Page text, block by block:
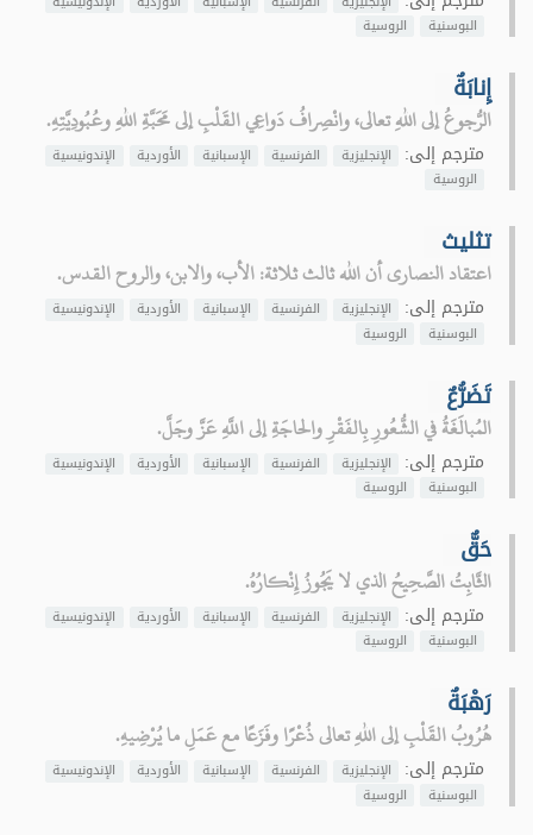
البوسنية
الروسية
إِنابَةٌ
الرُّجوعُ إلى اللهِ تعالى، وانْصِرافُ دَواعِي القَلْبِ إلى مَحَبَّةِ اللهِ وعُبُودِيَّتِهِ.
مترجم إلى: الإنجليزية الفرنسية الإسبانية الأوردية
الإندونيسية
الروسية
تثليث
اعتقاد النصارى أن الله ثالث ثلاثة: الأب، والابن، والروح القدس.
مترجم إلى: الإنجليزية الفرنسية الإسبانية الأوردية
الإندونيسية
البوسنية
الروسية
تَضَرُّعٌ
المُبالَغَةُ في الشُّعُورِ بِالفَقْرِ والحاجَةِ إلى اللَّهِ عَزَّ وجَلَّ.
مترجم إلى: الإنجليزية الفرنسية الإسبانية الأوردية
الإندونيسية
البوسنية
الروسية
حَقٌّ
الثَّابِتُ الصَّحِيحُ الذي لا يَجُوزُ إِنْكارُهُ.
مترجم إلى: الإنجليزية الفرنسية الإسبانية الأوردية
الإندونيسية
البوسنية
الروسية
رَهْبَةٌ
هُرُوبُ القَلْبِ إلى اللهِ تعالى ذُعْرًا وفَزَعًا مع عَمَلِ ما يُرْضِيهِ.
مترجم إلى: الإنجليزية الفرنسية الإسبانية الأوردية
الإندونيسية
البوسنية
الروسية